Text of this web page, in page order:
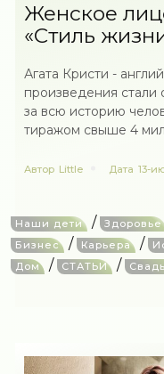
Женское
«Стиль
Агата Кристи -
произведения
за всю историю
тиражом свыше 4
Автор Little Дата 13-
Наши дети / Здоровье
Бизнес / Карьера /
Дом / СТАТЬИ /